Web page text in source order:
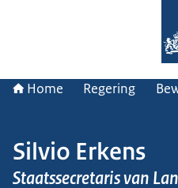
Home Regering
Silvio Erkens
Staatssecretaris van